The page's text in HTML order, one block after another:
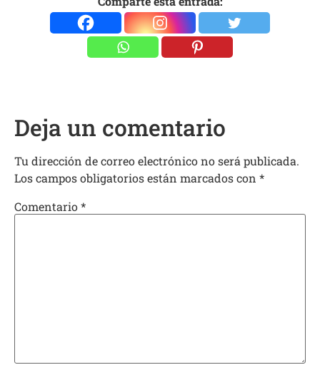
Deja un comentario
Tu dirección de correo electrónico no será publicada.
Los campos obligatorios están marcados con *
Comentario*